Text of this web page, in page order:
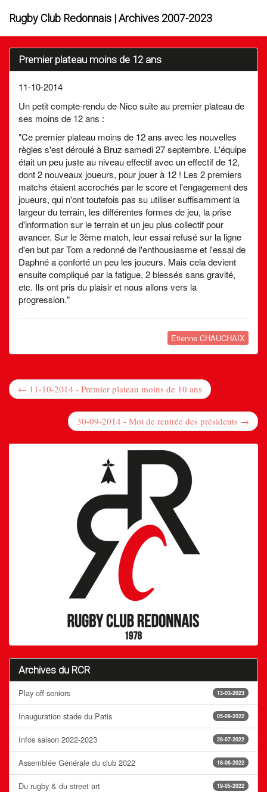
Rugby Club Redonnais | Archives 2007-2023
Premier plateau moins de 12 ans
11-10-2014
Un petit compte-rendu de Nico suite au premier plateau de
ses moins de 12 ans :
"Ce premier plateau moins de 12 ans avec les nouvelles
règles s'est déroulé à Bruz samedi 27 septembre. L'équipe
était un peu juste au niveau effectif avec un effectif de 12,
dont 2 nouveaux joueurs, pour jouer à 12 ! Les 2 premiers
matchs étaient accrochés par le score et l'engagement des
joueurs, qui n'ont toutefois pas su utiliser suffisamment la
largeur du terrain, les différentes formes de jeu, la prise
d'information sur le terrain et un jeu plus collectif pour
avancer. Sur le 3ème match, leur essai refusé sur la ligne
d'en but par Tom a redonné de l'enthousiasme et l'essai de
Daphné a conforté un peu les joueurs. Mais cela devient
ensuite compliqué par la fatigue, 2 blessés sans gravité,
etc. Ils ont pris du plaisir et nous allons vers la
progression."
Etienne CHAUCHAIX
← 11-10-2014 - Premier plateau moins de 10 ans
30-09-2014 - Mot de rentrée des présidents →
Archives du RCR
13-03-2023
Play off seniors
05-09-2022
Inauguration stade du Patis
28-07-2022
Infos saison 2022-2023
18-06-2022
Assemblée Générale du club 2022
19-05-2022
Du rugby & du street art